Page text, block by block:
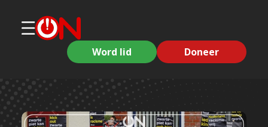
Word lid Doneer